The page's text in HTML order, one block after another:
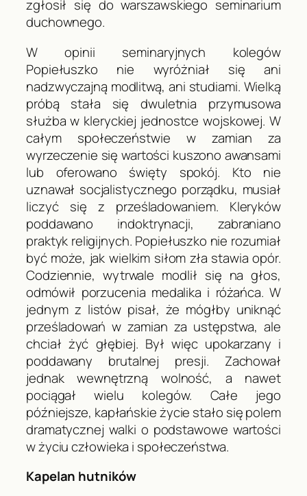
zgłosił się do warszawskiego seminarium
duchownego.
W opinii seminaryjnych kolegów
Popiełuszko nie wyróżniał się ani
nadzwyczajną modlitwą, ani studiami. Wielką
próbą stała się dwuletnia przymusowa
służba w kleryckiej jednostce wojskowej. W
całym społeczeństwie w zamian za
wyrzeczenie się wartości kuszono awansami
lub oferowano święty spokój. Kto nie
uznawał socjalistycznego porządku, musiał
liczyć się z prześladowaniem. Kleryków
poddawano indoktrynacji, zabraniano
praktyk religijnych. Popiełuszko nie rozumiał
być może, jak wielkim siłom zła stawia opór.
Codziennie, wytrwale modlił się na głos,
odmówił porzucenia medalika i różańca. W
jednym z listów pisał, że mógłby uniknąć
prześladowań w zamian za ustępstwa, ale
chciał żyć głębiej. Był więc upokarzany i
poddawany brutalnej presji. Zachował
jednak wewnętrzną wolność, a nawet
pociągał wielu kolegów. Całe jego
późniejsze, kapłańskie życie stało się polem
dramatycznej walki o podstawowe wartości
w życiu człowieka i społeczeństwa.
Kapelan hutników